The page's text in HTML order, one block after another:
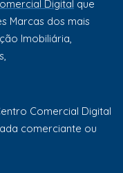
Digital que
Marcas dos mais
Imobiliária,
Comercial Digital
comerciante ou